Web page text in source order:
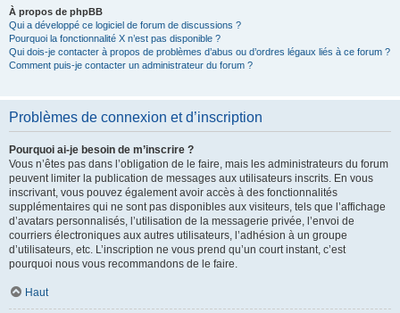
À propos de phpBB
Qui a développé ce logiciel de forum de discussions ?
Pourquoi la fonctionnalité X n’est pas disponible ?
Qui dois-je contacter à propos de problèmes d’abus ou d’ordres légaux liés à ce forum ?
Comment puis-je contacter un administrateur du forum ?
Problèmes de connexion et d’inscription
Pourquoi ai-je besoin de m’inscrire ?
Vous n’êtes pas dans l’obligation de le faire, mais les administrateurs du forum
peuvent limiter la publication de messages aux utilisateurs inscrits. En vous
inscrivant, vous pouvez également avoir accès à des fonctionnalités
supplémentaires qui ne sont pas disponibles aux visiteurs, tels que l’affichage
d’avatars personnalisés, l’utilisation de la messagerie privée, l’envoi de
courriers électroniques aux autres utilisateurs, l’adhésion à un groupe
d’utilisateurs, etc. L’inscription ne vous prend qu’un court instant, c’est
pourquoi nous vous recommandons de le faire.
Haut